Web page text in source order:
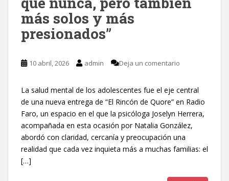
más solos y más
presionados”
10 abril, 2026 admin Deja un comentario
La salud mental de los adolescentes fue el eje central
de una nueva entrega de “El Rincón de Quore” en Radio
Faro, un espacio en el que la psicóloga Joselyn Herrera,
acompañada en esta ocasión por Natalia González,
abordó con claridad, cercanía y preocupación una
realidad que cada vez inquieta más a muchas familias: el
[…]